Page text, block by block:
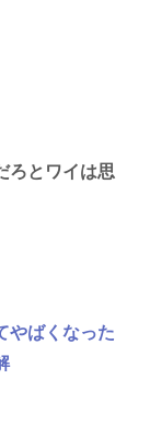
ろとワイは思
やばくなった